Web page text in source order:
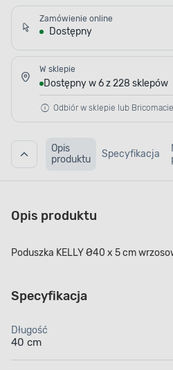
Zamówienie online
Dostępny
W sklepie
Dostępny w 6 z 228 sklepów
Odbiór w sklepie lub Bricomacie
Opis
produktu
Specyfikacja
Opis produktu
Poduszka KELLY Ø40 x 5 cm
Specyfikacja
Długość
40 cm